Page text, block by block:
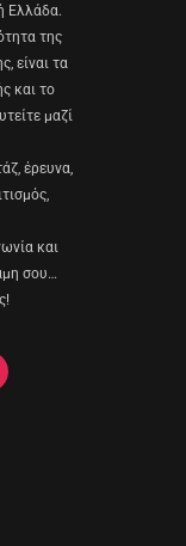
Ελλάδα.
της
είναι τα
και το
μαζί
έρευνα,
και
σου…